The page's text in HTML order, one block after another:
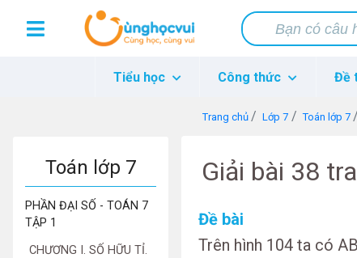
Tiểu học Công thức Đề
Trang chủ Lớp 7 Toán lớp 7
Toán lớp 7
PHẦN ĐẠI SỐ - TOÁN 7
TẬP 1
CHƯƠNG I. SỐ HỮU TỈ.
Giải bài 38
Đề bài
Trên hình 104 ta có